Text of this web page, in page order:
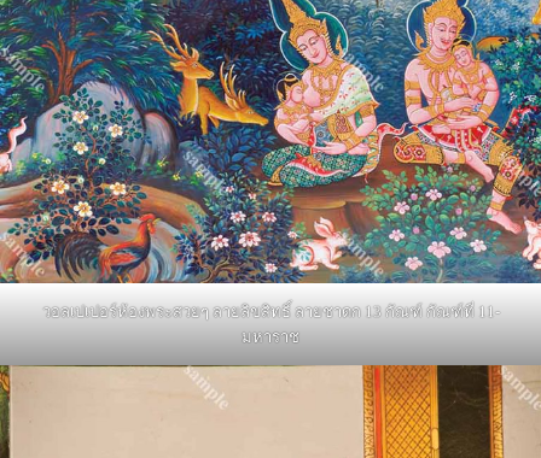
วอลเปเปอร์ห้องพระสวยๆ ลายลิขสิทธิ์ ลายชาดก 13 กัณฑ์ กัณฑ์ที่ 11-
มหาราช